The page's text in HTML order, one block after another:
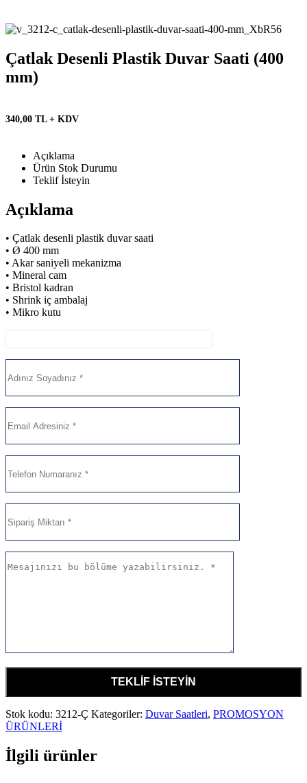
Çatlak Desenli Plastik Duvar Saati (400
mm)
340,00 TL + KDV
Açıklama
Ürün Stok Durumu
Teklif İsteyin
Açıklama
• Çatlak desenli plastik duvar saati
• Ø 400 mm
• Akar saniyeli mekanizma
• Mineral cam
• Bristol kadran
• Shrink iç ambalaj
• Mikro kutu
Stok kodu: 3212-Ç Kategoriler: Duvar Saatleri, PROMOSYON
ÜRÜNLERİ
İlgili ürünler